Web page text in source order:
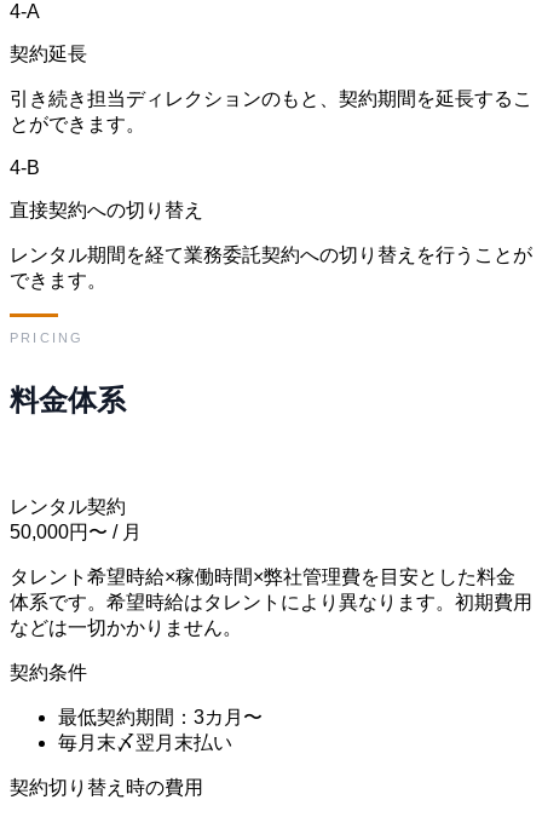
4-A
契約延長
引き続き担当ディレクションのもと、契約期間を延長するこ
とができます。
4-B
直接契約への切り替え
レンタル期間を経て業務委託契約への切り替えを行うことが
できます。
PRICING
料金体系
レンタル契約
50,000円〜 / 月
タレント希望時給×稼働時間×弊社管理費を目安とした料金
体系です。希望時給はタレントにより異なります。初期費用
などは一切かかりません。
契約条件
最低契約期間：3カ月〜
毎月末〆翌月末払い
契約切り替え時の費用